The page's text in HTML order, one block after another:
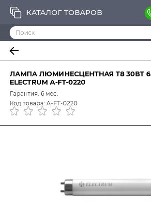
КАТАЛОГ ТОВАРОВ
ЛАМПА ЛЮМИНЕСЦЕНТНАЯ Т8 30ВТ
ELECTRUM A-FT-0220
Гарантия: 6 мес.
Код товара: A-FT-0220